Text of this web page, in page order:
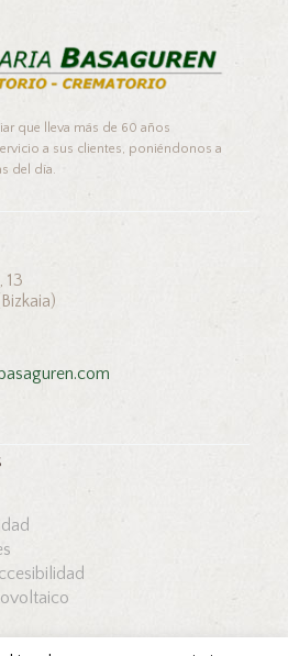
que lleva más de 60 años
a sus clientes, poniéndonos a
del día.
13